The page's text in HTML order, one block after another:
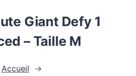
Giant Defy 1
– Taille M
Accueil →